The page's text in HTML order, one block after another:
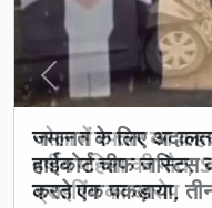
नरेला में रफ्तार का
वर्षीय महिला की
ड्राइविंग का आरोप
Previous